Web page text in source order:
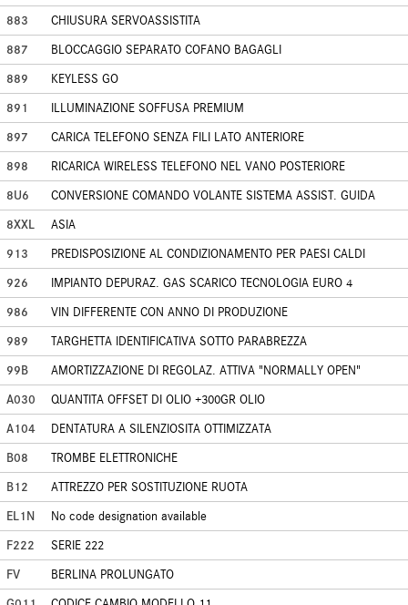
883
CHIUSURA SERVOASSISTITA
887
BLOCCAGGIO SEPARATO COFANO BAGAGLI
889
KEYLESS GO
891
ILLUMINAZIONE SOFFUSA PREMIUM
897
CARICA TELEFONO SENZA FILI LATO ANTERIORE
898
RICARICA WIRELESS TELEFONO NEL VANO POSTERIORE
8U6
CONVERSIONE COMANDO VOLANTE SISTEMA ASSIST. GUIDA
8XXL
ASIA
913
PREDISPOSIZIONE AL CONDIZIONAMENTO PER PAESI CALDI
926
IMPIANTO DEPURAZ. GAS SCARICO TECNOLOGIA EURO 4
986
VIN DIFFERENTE CON ANNO DI PRODUZIONE
989
TARGHETTA IDENTIFICATIVA SOTTO PARABREZZA
99B
AMORTIZZAZIONE DI REGOLAZ. ATTIVA "NORMALLY OPEN"
A030
QUANTITA OFFSET DI OLIO +300GR OLIO
A104
DENTATURA A SILENZIOSITA OTTIMIZZATA
B08
TROMBE ELETTRONICHE
B12
ATTREZZO PER SOSTITUZIONE RUOTA
EL1N
No code designation available
F222
SERIE 222
FV
BERLINA PROLUNGATO